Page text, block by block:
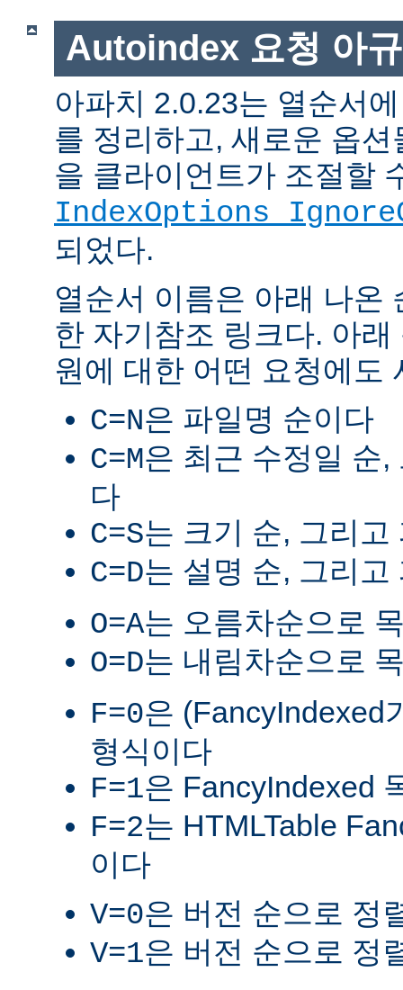
Autoindex 요청 아
아파치 2.0.23는 열순서
를 정리하고, 새로운 옵
을 클라이언트가 조절할
IndexOptions
되었다.
열순서 이름은 아래 나온
한 자기참조 링크다. 아
원에 대한 어떤 요청에도
C=N은 파일명 순이다
C=M은 최근 수정일 순
다
C=S는 크기 순, 그리고
C=D는 설명 순, 그리고
O=A는 오름차순으로
O=D는 내림차순으로
F=0은 (FancyIndexed
형식이다
F=1은 FancyIndexed
F=2는 HTMLTable
이다
V=0은 버전 순으로 정
V=1은 버전 순으로 정